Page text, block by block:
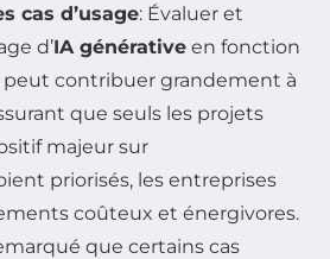
cas d’usage: Évaluer et
d’IA générative en fonction
contribuer grandement à
que seuls les projets
majeur sur
priorisés, les entreprises
coûteux et énergivores.
que certains cas